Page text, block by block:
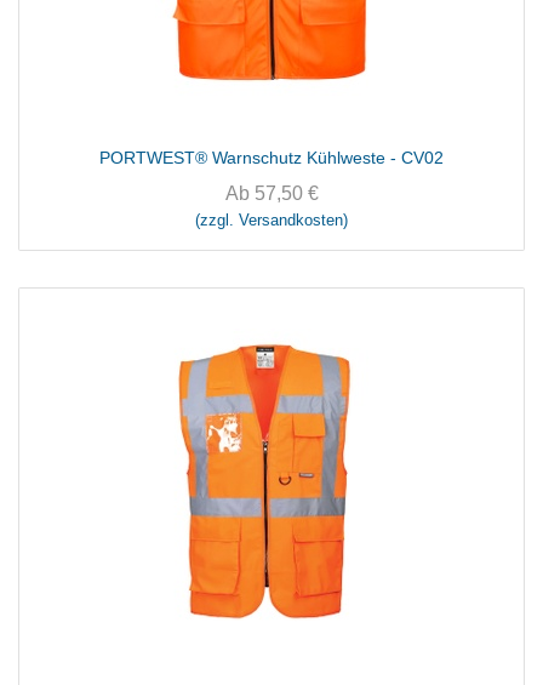
PORTWEST® Warnschutz Kühlweste - CV02
Ab 57,50€
(zzgl. Versandkosten)